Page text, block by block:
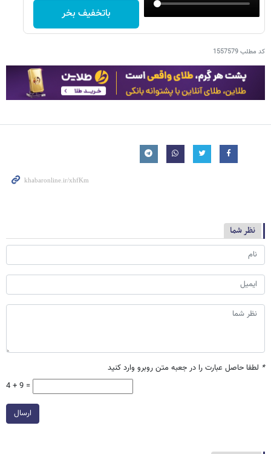
باتخفیف بخر
کد مطلب1557579
نظر شما
* لطفا حاصل عبارت را در جعبه متن روبرو وارد کنید
4 + 9 =
ارسال